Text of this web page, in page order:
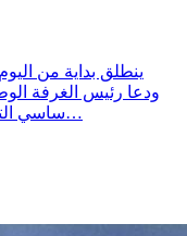
ودعا رئيس الغرفة
ساسي التجار في كامل تراب الجهورية إلى الانخراط…